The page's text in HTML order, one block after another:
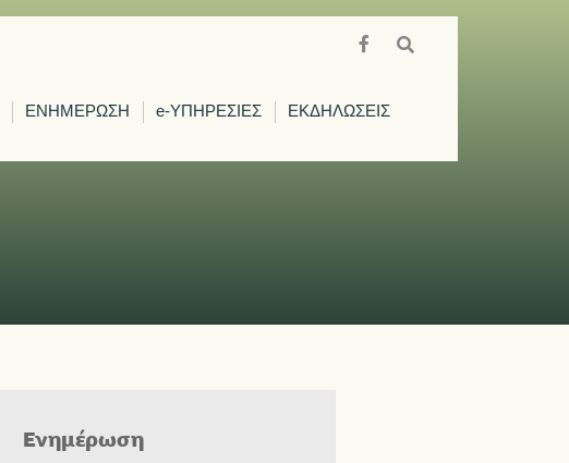
ΕΝΗΜΕΡΩΣΗ e-ΥΠΗΡΕΣΙΕΣ ΕΚΔΗΛΩΣΕΙΣ
Ενημέρωση